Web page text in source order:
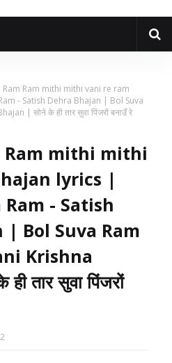
Ram Ram mithi mithi vani re ram
- Satish Dehra Bhajan | Bol Suva
| सोने के ही तार सुवा पिंजरों बनाउँ रे
Ram mithi mithi
lyrics |
Ram - Satish
| Bol Suva Ram
Krishna
तार सुवा पिंजरों